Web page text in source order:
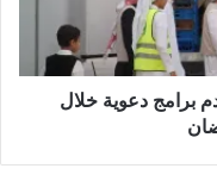
تقدم برامج دعوية خلال